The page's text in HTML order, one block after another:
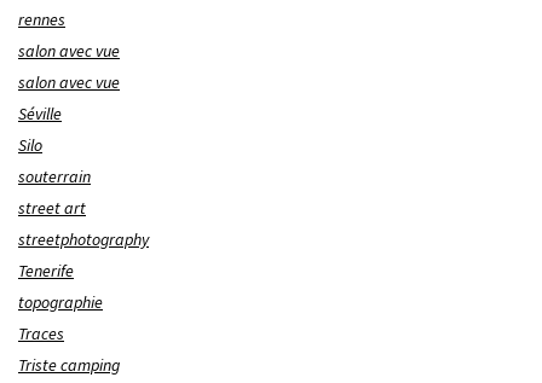
rennes
salon avec vue
salon avec vue
Séville
Silo
souterrain
street art
streetphotography
Tenerife
topographie
Traces
Triste camping